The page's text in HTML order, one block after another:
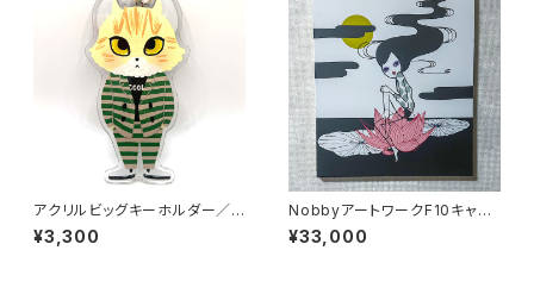
アクリルビッグキーホルダー／N
aruto
¥3,300
NobbyアートワークF10キャン
バス「愛・デンティティ」
¥33,000